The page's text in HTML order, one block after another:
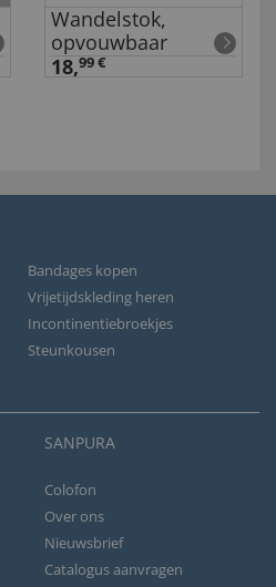
Wandelstok,
opvouwbaar
18,99 €
Bandages kopen
Vrijetijdskleding heren
Incontinentiebroekjes
Steunkousen
SANPURA
Colofon
Over ons
Nieuwsbrief
Catalogus aanvragen